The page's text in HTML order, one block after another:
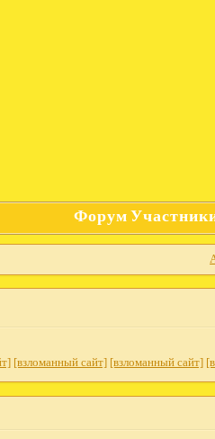
Форум
[взломанный сайт] [взломанный сайт]